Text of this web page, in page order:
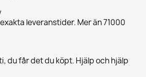
leveranstider. Mer än 71000
du får det du köpt. Hjälp och hjälp